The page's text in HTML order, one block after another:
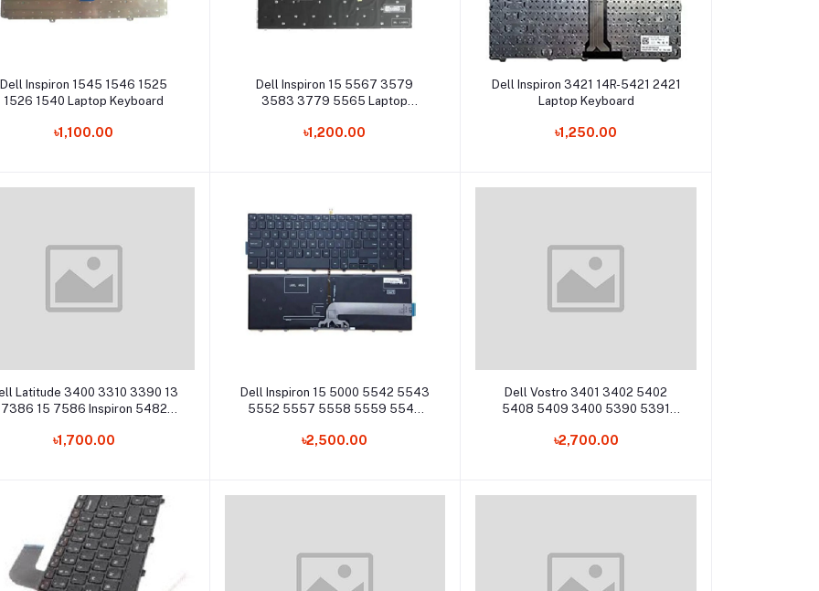
Add to cart
Dell Inspiron 1545 1546 1525
1526 1540 Laptop Keyboard
৳1,100.00
Add to cart
Dell Inspiron 15 5567 3579
3583 3779 5565 Laptop
৳1,200.00
Add to cart
Dell Inspiron 3421 14R-5421 2421
Laptop Keyboard
৳1,250.00
Add to cart
Latitude 3400 3310 3390 13
7386 15 7586 Inspiron 5482
৳1,700.00
Add to cart
Dell Inspiron 15 5000 5542 5543
5552 5557 5558 5559 5545
i5559 Laptop Keyboard
৳2,500.00
Add to cart
Dell Vostro 3401 3402 5402
5408 5409 3400 5390 5391
Keyboard
৳2,700.00